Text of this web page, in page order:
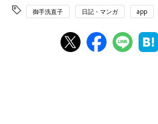
稿とネームを揃えて机に置いたところ
『絵が上手だけど、何か描いてる？
御手洗直子 日記・マンガ app